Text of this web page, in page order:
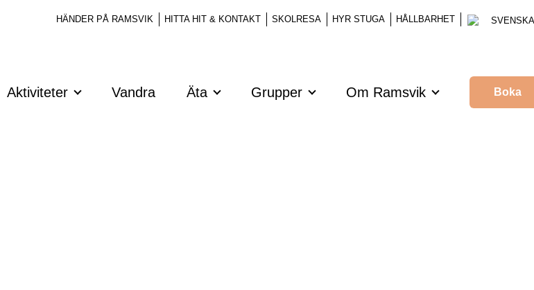
HÄNDER PÅ RAMSVIK HITTA HIT & KONTAKT SKOLRESA HYR STUGA HÅLLBARHET SVENSKA
Aktiviteter Vandra Äta Grupper Om Ramsvik Boka